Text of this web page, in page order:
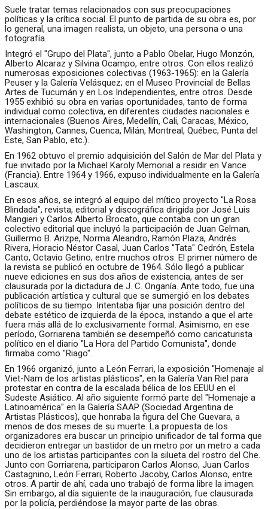
Suele tratar temas relacionados con sus preocupaciones
políticas y la crítica social. El punto de partida de su obra es, por
lo general, una imagen realista, un objeto, una persona o una
fotografía.
Integró el "Grupo del Plata", junto a Pablo Obelar, Hugo Monzón,
Alberto Alcaraz y Silvina Ocampo, entre otros. Con ellos realizó
numerosas exposiciones colectivas (1963-1965): en la Galería
Peuser y la Galería Velásquez; en el Museo Provincial de Bellas
Artes de Tucumán y en Los Independientes, entre otros. Desde
1955 exhibió su obra en varias oportunidades, tanto de forma
individual como colectiva, en diferentes ciudades nacionales e
internacionales (Buenos Aires, Medellín, Cali, Caracas, México,
Washington, Cannes, Cuenca, Milán, Montreal, Québec, Punta del
Este, San Pablo, etc.).
En 1962 obtuvo el premio adquisición del Salón de Mar del Plata y
fue invitado por la Michael Karoly Memorial a residir en Vance
(Francia). Entre 1964 y 1966, expuso individualmente en la Galería
Lascaux.
En esos años, se integró al equipo del mítico proyecto "La Rosa
Blindada", revista, editorial y discográfica dirigida por José Luis
Mangieri y Carlos Alberto Brocato, que contaba con un gran
colectivo editorial que incluyó la participación de Juan Gelman,
Guillermo B. Arizpe, Norma Aleandro, Ramón Plaza, Andrés
Rivera, Horacio Néstor Casal, Juan Carlos "Tata" Cedrón, Estela
Canto, Octavio Getino, entre muchos otros. El primer número de
la revista se publicó en octubre de 1964. Sólo llegó a publicar
nueve ediciones en sus dos años de existencia, antes de ser
clausurada por la dictadura de J. C. Onganía. Ante todo, fue una
publicación artística y cultural que se sumergió en los debates
políticos de su tiempo. Intentaba fijar una posición dentro del
debate estético de izquierda de la época, instando a que el arte
fuera más allá de lo exclusivamente formal. Asimismo, en ese
período, Gorriarena también se desempeñó como caricaturista
político en el diario "La Hora del Partido Comunista", donde
firmaba como "Riago".
En 1966 organizó, junto a León Ferrari, la exposición "Homenaje al
Viet-Nam de los artistas plásticos", en la Galería Van Riel para
protestar en contra de la escalada bélica de los EEUU en el
Sudeste Asiático. Al año siguiente formó parte del "Homenaje a
Latinoamérica" en la Galería SAAP (Sociedad Argentina de
Artistas Plásticos), que honraba la figura del Che Guevara, a
menos de dos meses de su muerte. La propuesta de los
organizadores era buscar un principio unificador de tal forma que
decidieron entregar un bastidor de un metro por un metro a cada
uno de los artistas participantes con la silueta del rostro del Che.
Junto con Gorriarena, participaron Carlos Alonso, Juan Carlos
Castagnino, León Ferrari, Roberto Jacoby, Carlos Alonso, entre
otros. A partir de ahí, cada uno trabajó de forma libre la imagen.
Sin embargo, al día siguiente de la inauguración, fue clausurada
por la policía, perdiéndose la mayor parte de las obras.